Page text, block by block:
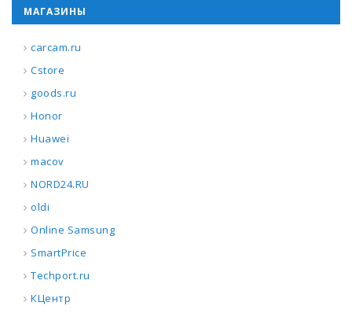
МАГАЗИНЫ
carcam.ru
Cstore
goods.ru
Honor
Huawei
macov
NORD24.RU
oldi
Online Samsung
SmartPrice
Techport.ru
КЦентр